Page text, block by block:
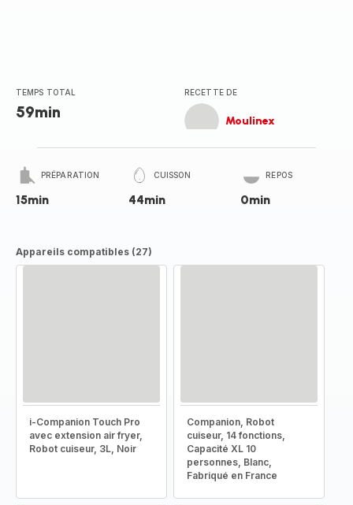
TEMPS TOTAL
59min
RECETTE DE
Moulinex
PRÉPARATION
15min
CUISSON
44min
REPOS
0min
Appareils compatibles (27)
i-Companion Touch Pro
avec extension air fryer,
Robot cuiseur, 3L, Noir
Companion, Robot
cuiseur, 14 fonctions,
Capacité XL 10
personnes, Blanc,
Fabriqué en France